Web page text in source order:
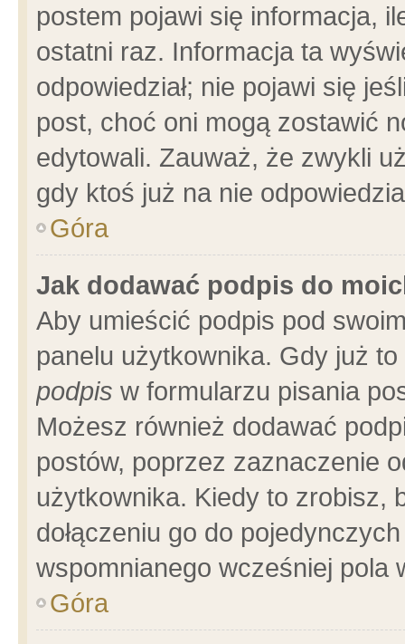
postem pojawi się informacja,
ostatni raz. Informacja ta
odpowiedział; nie pojawi się
post, choć oni mogą zostawić
edytowali. Zauważ, że zwykli
gdy ktoś już na nie
Góra
Jak dodawać podpis do
Aby umieścić podpis pod
panelu użytkownika. Gdy już
podpis w formularzu pisania
Możesz również dodawać
postów, poprzez zaznaczenie
użytkownika. Kiedy to zrobisz,
dołączeniu go do
wspomnianego wcześniej pola
Góra